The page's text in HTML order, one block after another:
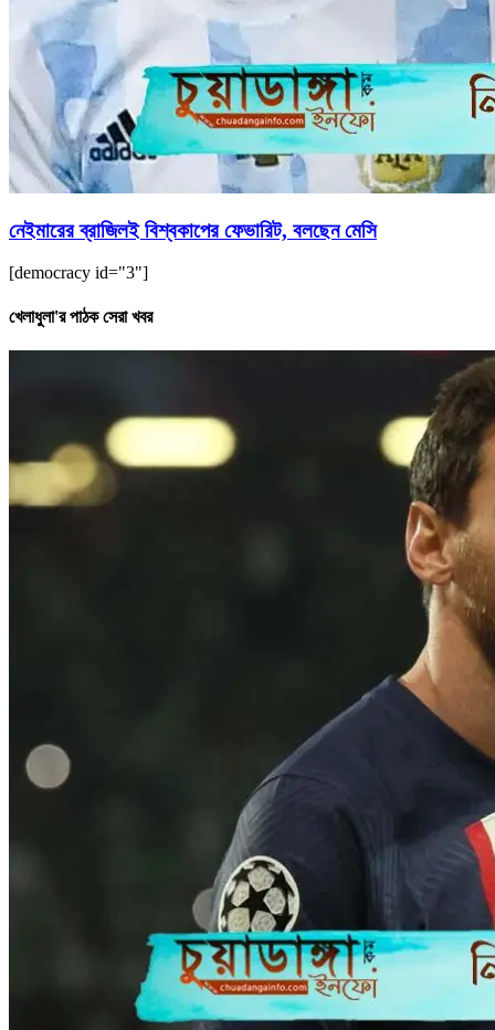
নেইমারের ব্রাজিলই বিশ্বকাপের ফেভারিট, বলছেন মেসি
[democracy id="3"]
খেলাধুলা'র পাঠক সেরা খবর